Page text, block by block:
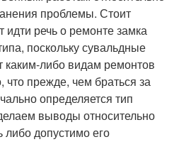
проблемы. Стоит
идти речь о ремонте замка
поскольку сувальдные
каким-либо видам ремонтов
прежде, чем браться за
определяется тип
выводы относительно
либо допустимо его